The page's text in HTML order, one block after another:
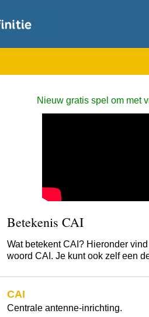
Nieuw gratis spel om met
Betekenis CAI
Wat betekent CAI? Hieronder
woord CAI. Je kunt ook zelf een
CAI
Centrale antenne-inrichting.